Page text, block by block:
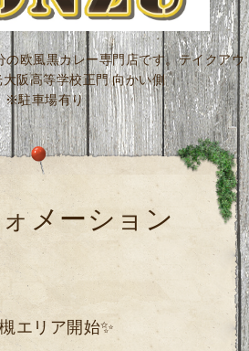
の欧風黒カレー専門店です。テイクアウ
阪高等学校正門 向かい側
※駐車場有り
メーション
エリア開始✨